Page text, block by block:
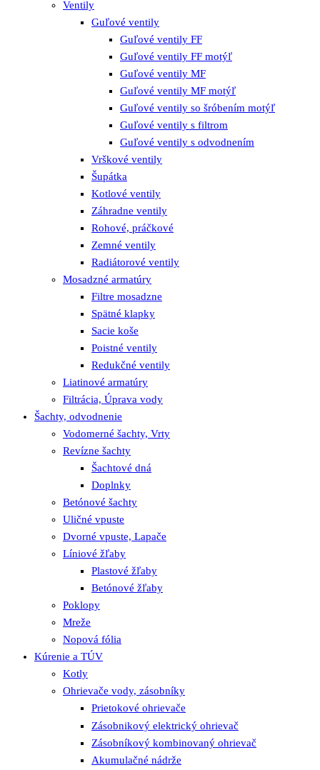
Ventily
Guľové ventily
Guľové ventily FF
Guľové ventily FF motýľ
Guľové ventily MF
Guľové ventily MF motýľ
Guľové ventily so šróbením motýľ
Guľové ventily s filtrom
Guľové ventily s odvodnením
Vrškové ventily
Šupátka
Kotlové ventily
Záhradne ventily
Rohové, práčkové
Zemné ventily
Radiátorové ventily
Mosadzné armatúry
Filtre mosadzne
Spätné klapky
Sacie koše
Poistné ventily
Redukčné ventily
Liatinové armatúry
Filtrácia, Úprava vody
Šachty, odvodnenie
Vodomerné šachty, Vrty
Revízne šachty
Šachtové dná
Doplnky
Betónové šachty
Uličné vpuste
Dvorné vpuste, Lapače
Líniové žľaby
Plastové žľaby
Betónové žľaby
Poklopy
Mreže
Nopová fólia
Kúrenie a TÚV
Kotly
Ohrievače vody, zásobníky
Prietokové ohrievače
Zásobnikový elektrický ohrievač
Zásobníkový kombinovaný ohrievač
Akumulačné nádrže